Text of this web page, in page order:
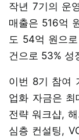
작년 7기의 운
매출은 516억
도 54억 원으
건으로 53% 성
이번 8기 참여
업화 자금은
전략 워크샵,
심층 컨설팅,